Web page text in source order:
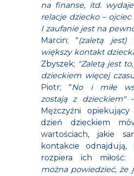
na finanse, itd.
relacje dziecko – ojciec
I zaufanie jest na
Marcin; "(zaletą jest)
większy kontakt
Zbyszek; "Zaletą jest
dzieckiem więcej
Piotr; "No i miłe
zostają z dzieckiem"-
Mężczyźni
dzień dzieckiem
wartościach, jakie
kontakcie
rozpiera ich miłość:
można powiedzieć, że